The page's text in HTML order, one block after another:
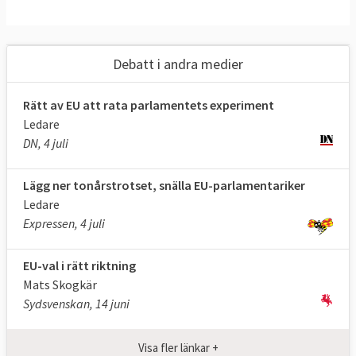
SVENSKA KANDIDATER I EU-VALET
Nio större partier ställer upp 331
kandidater till 21 platser i
Europaparlamentet.Se alla större partiers
kandidater.
Ytterligare 76 svenska mindre partier är
deras kandidater
Kandidater till ordförande i EU-
kommissionen, så kallade
Debatt i andra medier
Rätt av EU att rata parlamentets experiment
Ledare
DN, 4 juli
Lägg ner tonårstrotset, snälla EU-parlamentariker
Ledare
Expressen, 4 juli
EU-val i rätt riktning
Mats Skogkär
Sydsvenskan, 14 juni
Visa fler länkar +